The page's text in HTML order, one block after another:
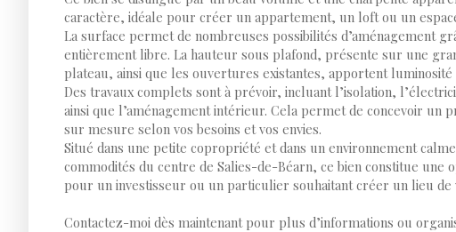
caractère, idéale pour créer un appartement, un loft ou un
La surface permet de nombreuses possibilités d’aménagement
entièrement libre. La hauteur sous plafond, présente sur une
plateau, ainsi que les ouvertures existantes, apportent
Des travaux complets sont à prévoir, incluant l’isolation,
ainsi que l’aménagement intérieur. Cela permet de concevoir un
sur mesure selon vos besoins et vos envies.
Situé dans une petite copropriété et dans un environnement
commodités du centre de Salies-de-Béarn, ce bien constitue une
pour un investisseur ou un particulier souhaitant créer un lieu de
Contactez-moi dès maintenant pour plus d’informations ou